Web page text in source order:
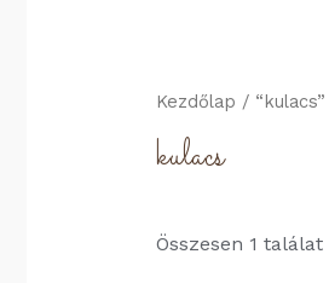
Kezdőlap /
kulacs
Összesen 1 találat